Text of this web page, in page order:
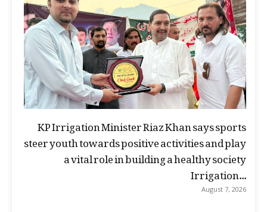
KP Irrigation Minister Riaz Khan says sports
steer youth towards positive activities and play
a vital role in building a healthy society
Irrigation...
August 7, 2026